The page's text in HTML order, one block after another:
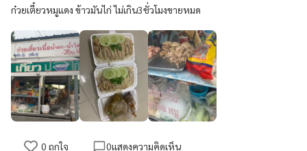
ก๋วยเตี๋ยวหมูแดง ข้าวมันไก่ ไม่เกิน3ชั่วโมงขายหมด
0 ถูกใจ 0แสดงความคิดเห็น